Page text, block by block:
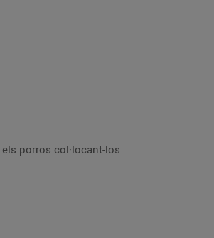
porros col·locant-los